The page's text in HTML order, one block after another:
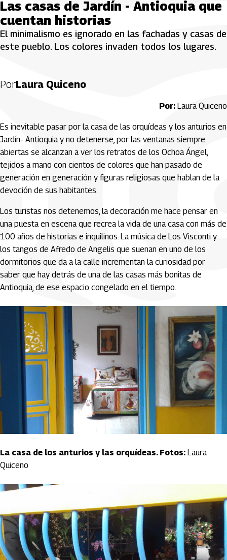
Las casas de Jardín - Antioquia que
cuentan historias
El minimalismo es ignorado en las fachadas y casas de
este pueblo. Los colores invaden todos los lugares.
PorLaura Quiceno
Por: Laura Quiceno
Es inevitable pasar por la casa de las orquídeas y los anturios en
Jardín- Antioquia y no detenerse, por las ventanas siempre
abiertas se alcanzan a ver los retratos de los Ochoa Ángel,
tejidos a mano con cientos de colores que han pasado de
generación en generación y figuras religiosas que hablan de la
devoción de sus habitantes.
Los turistas nos detenemos, la decoración me hace pensar en
una puesta en escena que recrea la vida de una casa con más de
100 años de historias e inquilinos. La música de Los Visconti y
los tangos de Afredo de Angelis que suenan en uno de los
dormitorios que da a la calle incrementan la curiosidad por
saber que hay detrás de una de las casas más bonitas de
Antioquia, de ese espacio congelado en el tiempo.
La casa de los anturios y las orquídeas. Fotos: Laura
Quiceno